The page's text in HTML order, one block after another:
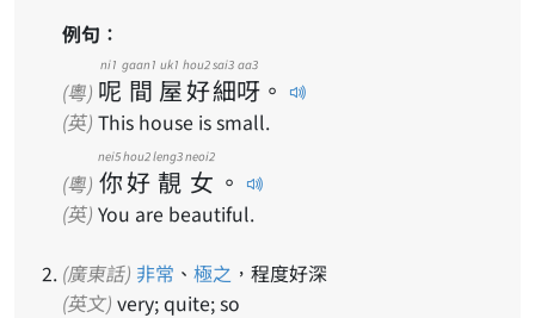
例句：
(粵) 呢
ni1
間
gaan1
屋
uk1
好
hou2
細
sai3
呀
aa3
。
(英) This house is small.
(粵) 你
nei5
好
hou2
靚
leng3
女
neoi2
。
(英) You are beautiful.
(廣東話) 非常 、 極之 ，程度好深
(英文) very; quite; so